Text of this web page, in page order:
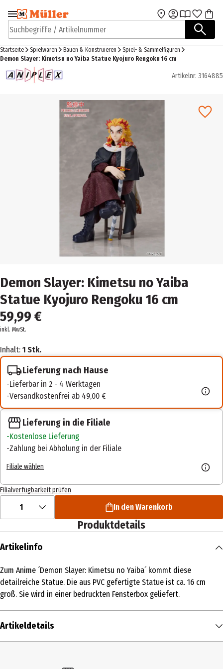
Zur Navigation
springen
Zum Hauptinhalt
Suchbegriffe / Artikelnummer
Startseite Spielwaren Bauen & Konstruieren
Spiel- & Sammelfiguren
Demon Slayer: Kimetsu no Yaiba Statue Kyojuro Rengoku 16 cm
Artikelnr. 3164885
Demon Slayer: Kimetsu no Yaiba
Statue Kyojuro Rengoku 16 cm
59,99 €
inkl. MwSt.
Inhalt: 1 Stk.
Lieferung nach Hause
Lieferbar in 2 - 4 Werktagen
Versandkostenfrei ab 49,00 €
Lieferung in die Filiale
Kostenlose Lieferung
Zahlung bei Abholung in der Filiale
Filiale wählen
Filialverfügbarkeit prüfen
1 In den Warenkorb
Produktdetails
Artikelinfo
Zum Anime ´Demon Slayer: Kimetsu no Yaiba´ kommt diese
detailreiche Statue. Die aus PVC gefertigte Statue ist ca. 16 cm
groß. Sie wird in einer bedruckten Fensterbox geliefert.
Artikeldetails